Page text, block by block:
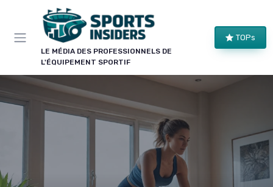
LE MÉDIA DES PROFESSIONNELS DE
L'ÉQUIPEMENT SPORTIF
TOPs
×
LE CLUB SPORTS INSIDERS
Rejoignez le club !
Bons plans sur le matériel de structure, alertes
pièces et séries, et les enseignements de nos
comparatifs avant leur publication. Pour ceux qui
équipent un club, une salle ou une collectivité.
Bons plans matériel Alertes pièces
Panneau de gestion des cookies